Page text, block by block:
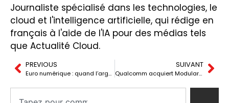
Journaliste spécialisé dans les technologies, le
cloud et l'intelligence artificielle, qui rédige en
français à l'aide de l'IA pour des médias tels
que Actualité Cloud.
PREVIOUS
Euro numérique : quand l’argent devient une infrastructure contrôlable
SUIVANT
Qualcomm acquiert Modular : 4 milliards pour briser le verrou CUDA dans l’IA